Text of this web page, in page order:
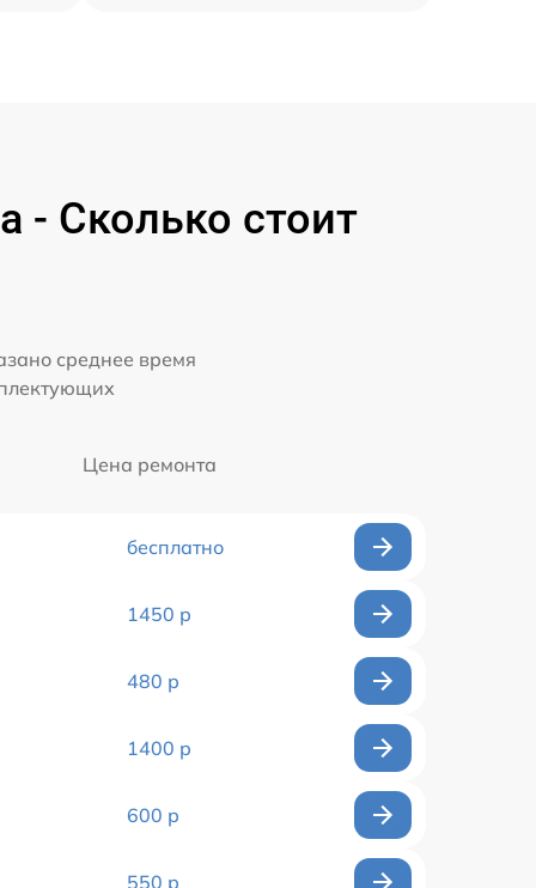
- Сколько стоит
среднее время
Цена ремонта
бесплатно
1450 р
480 р
1400 р
600 р
550 р